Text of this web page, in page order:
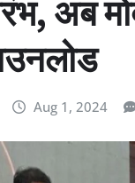
अब
Aug 1, 2024